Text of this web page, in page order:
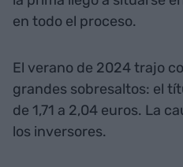
en todo el proceso.
El verano de 2024 trajo
grandes sobresaltos: el
de 1,71 a 2,04 euros. La
los inversores.